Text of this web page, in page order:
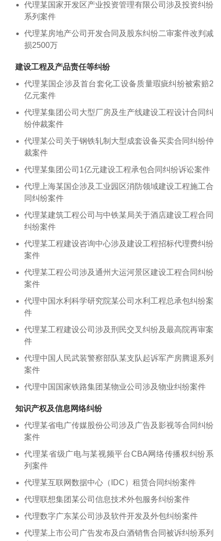
代理某国家开发区产业投资管理有限公司涉及投资纠纷
系列案件
代理某房地产公司开发合同及股东纠纷二审案件改判减
损2500万
建设工程及产品责任等纠纷
代理某国企涉及首台套化工设备质量瑕疵纠纷被索赔2
亿元案件
代理某集团公司大型厂房及生产线建设工程设计合同纠
纷仲裁案件
代理某公司关于钢铁轧制大型成套设备买卖合同纠纷仲
裁案件
代理某集团公司1亿元建设工程承包合同纠纷诉讼案件
代理上海某国企涉及工业园区消防领域建设工程施工合
同纠纷案件
代理某建筑工程公司与中铁某局关于酒店建设工程合同
纠纷案件
代理某工程建设咨询中心涉及建设工程招标代理费纠纷
案件
代理某工程公司涉及通州大运河景区建设工程合同纠纷
案件
代理中国水利科学研究院某公司水利工程总承包纠纷案
件
代理某工程建设公司涉及刑民交叉纠纷及最高院再审案
件
代理中国人民武装警察部队某支队起诉军产房腾退系列
案件
代理中国国家铁路集团某物业公司涉及物业纠纷案件
知识产权及信息网络纠纷
代理某省电广传媒股份公司涉及广告及影视等合同纠纷
案件
代理某省级广电与某视频平台CBA网络传播权纠纷系
列案件
代理某互联网数据中心（IDC）租赁合同纠纷案件
代理联想集团某公司信息技术外包服务纠纷案件
代理数字广东某公司涉及软件开发及外包纠纷案件
代理某上市公司广告发布及白酒销售合同被诉纠纷系列